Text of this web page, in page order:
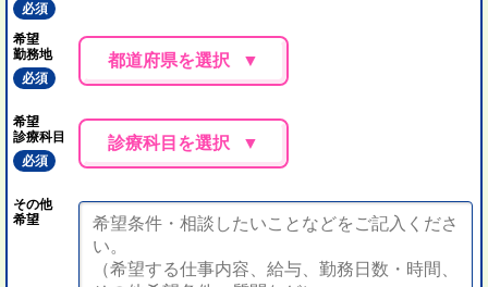
必須
希望
勤務地
必須
都道府県を選択
希望
診療科目
必須
診療科目を選択
その他
希望